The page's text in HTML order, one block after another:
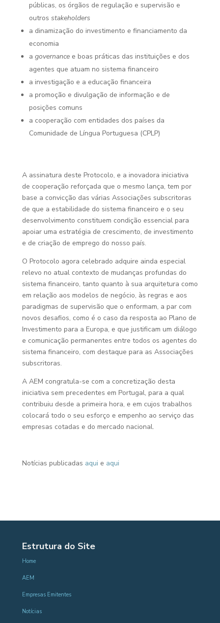
públicas, os órgãos de regulação e supervisão e
outros stakeholders
a dinamização do investimento e financiamento da
economia
a governancee boas práticas das instituições e dos
agentes que atuam no sistema financeiro
a investigação e a educação financeira
a promoção e divulgação de informação e de
posições comuns
a cooperação com entidades dos países da
Comunidade de Língua Portuguesa (CPLP)
A assinatura deste Protocolo, e a inovadora iniciativa
de cooperação reforçada que o mesmo lança, tem por
base a convicção das várias Associações subscritoras
de que a estabilidade do sistema financeiro e o seu
desenvolvimento constituem condição essencial para
apoiar uma estratégia de crescimento, de investimento
e de criação de emprego do nosso país.
O Protocolo agora celebrado adquire ainda especial
relevo no atual contexto de mudanças profundas do
sistema financeiro, tanto quanto à sua arquitetura como
em relação aos modelos de negócio, às regras e aos
paradigmas de supervisão que o enformam, a par com
novos desafios, como é o caso da resposta ao Plano de
Investimento para a Europa, e que justificam um diálogo
e comunicação permanentes entre todos os agentes do
sistema financeiro, com destaque para as Associações
subscritoras.
A AEM congratula-se com a concretização desta
iniciativa sem precedentes em Portugal, para a qual
contribuiu desde a primeira hora, e em cujos trabalhos
colocará todo o seu esforço e empenho ao serviço das
empresas cotadas e do mercado nacional.
Notícias publicadas aqui e aqui
Estrutura do Site
Home
AEM
Empresas Emitentes
Notícias